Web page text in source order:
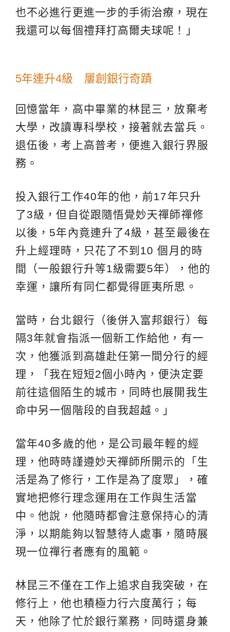
也不必進行更進一步的手術治療，現在
我還可以每個禮拜打高爾夫球呢！」
5年連升4級 屢創銀行奇蹟
回憶當年，高中畢業的林昆三，放棄考
大學，改讀專科學校，接著就去當兵。
退伍後，考上高普考，便進入銀行界服
務。
投入銀行工作40年的他，前17年只升
了3級，但自從跟隨悟覺妙天禪師禪修
以後，5年內竟連升了4級，甚至最後在
升上經理時，只花了不到10 個月的時
間（一般銀行升等1級需要5年），他的
幸運，讓所有同仁都覺得匪夷所思。
當時，台北銀行（後併入富邦銀行）每
隔3年就會指派一個新工作給他，有一
次，他獲派到高雄赴任第一間分行的經
理，「我在短短2個小時內，便決定要
前往這個陌生的城市，同時也展開我生
命中另一個階段的自我超越。」
當年40多歲的他，是公司最年輕的經
理，他時時謹遵妙天禪師所開示的「生
活是為了修行，工作是為了度眾」，確
實地把修行理念運用在工作與生活當
中。他說，他隨時都會注意保持心的清
淨，以期能夠以智慧待人處事，隨時展
現一位禪行者應有的風範。
林昆三不僅在工作上追求自我突破，在
修行上，他也積極力行六度萬行；每
天，他除了忙於銀行業務，同時還身兼